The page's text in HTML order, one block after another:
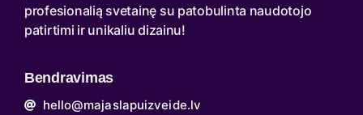
profesionalią svetainę su patobulinta naudotojo
patirtimi ir unikaliu dizainu!
Bendravimas
hello@majaslapuizveide.lv